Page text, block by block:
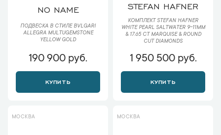
NO NAME
ПОДВЕСКА В СТИЛЕ BVLGARI
ALLEGRA MULTUGEMSTONE
YELLOW GOLD
190 900 руб.
КУПИТЬ
STEFAN HAFNER
КОМПЛЕКТ STEFAN HAFNER
WHITE PEARL SALTWATER 9-11MM
& 17.65 CT MARQUISE & ROUND
CUT DIAMONDS
1 950 500 руб.
КУПИТЬ
МОСКВА МОСКВА